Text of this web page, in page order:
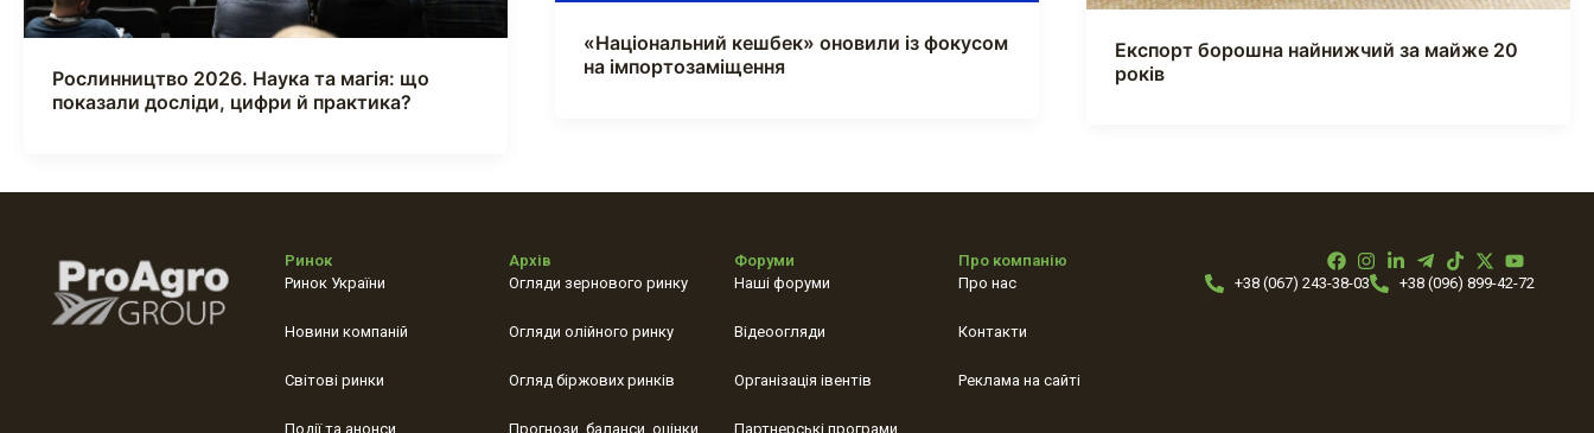
Рослинництво 2026. Наука та магія: що
показали досліди, цифри й практика?
«Національний кешбек» оновили із фокусом
на імпортозаміщення
Експорт борошна найнижчий за майже 20
років
Ринок
Ринок України
Новини компаній
Світові ринки
Події та анонси
Архів
Огляди зернового ринку
Огляди олійного ринку
Огляд біржових ринків
Прогнози, баланси, оцінки
Форуми
Наші форуми
Відеоогляди
Організація івентів
Партнерські програми
Про компанію
Про нас
Контакти
Реклама на сайті
+38 (067) 243-38-03 +38 (096) 899-42-72